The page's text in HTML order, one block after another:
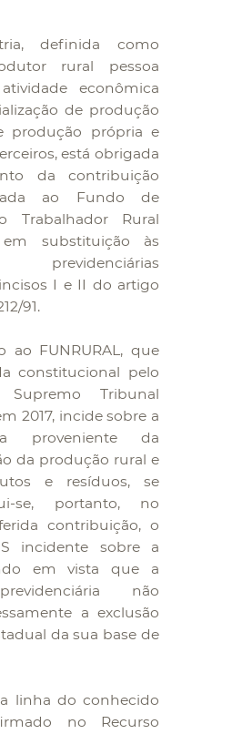
definida como
rural pessoa
econômica
de produção
produção própria e
está obrigada
da contribuição
ao Fundo de
Trabalhador Rural
em substituição às
previdenciárias
I e II do artigo
91.
ao FUNRURAL, que
constitucional pelo
Tribunal
2017, incide sobre a
proveniente da
da produção rural e
e resíduos, se
se, portanto, no
contribuição, o
incidente sobre a
em vista que a
não
a exclusão
da sua base de
linha do conhecido
no Recurso